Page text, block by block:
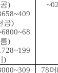
)
공)
6800~68
)
)
78머